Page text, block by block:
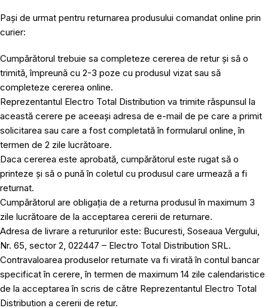
Pași de urmat pentru returnarea produsului comandat online prin
curier:
Cumpărătorul trebuie sa completeze cererea de retur și să o
trimită, împreună cu 2-3 poze cu produsul vizat sau să
completeze cererea online.
Reprezentantul Electro Total Distribution va trimite răspunsul la
această cerere pe aceeași adresa de e-mail de pe care a primit
solicitarea sau care a fost completată în formularul online, în
termen de 2 zile lucrătoare.
Daca cererea este aprobată, cumpărătorul este rugat să o
printeze și să o pună în coletul cu produsul care urmează a fi
returnat.
Cumpărătorul are obligația de a returna produsul în maximum 3
zile lucrătoare de la acceptarea cererii de returnare.
Adresa de livrare a retururilor este: Bucuresti, Soseaua Vergului,
Nr. 65, sector 2, 022447 – Electro Total Distribution SRL.
Contravaloarea produselor returnate va fi virată în contul bancar
specificat în cerere, în termen de maximum 14 zile calendaristice
de la acceptarea în scris de către Reprezentantul Electro Total
Distribution a cererii de retur.